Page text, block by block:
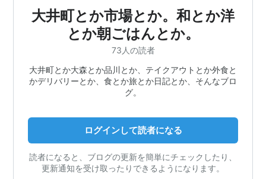
大井町とか市場とか。和とか洋
とか朝ごはんとか。
73人の読者
大井町とか大森とか品川とか、テイクアウトとか外食と
かデリバリーとか、食とか旅とか日記とか、そんなブロ
グ。
ログインして読者になる
読者になると、ブログの更新を簡単にチェックしたり、
更新通知を受け取ったりできるようになります。